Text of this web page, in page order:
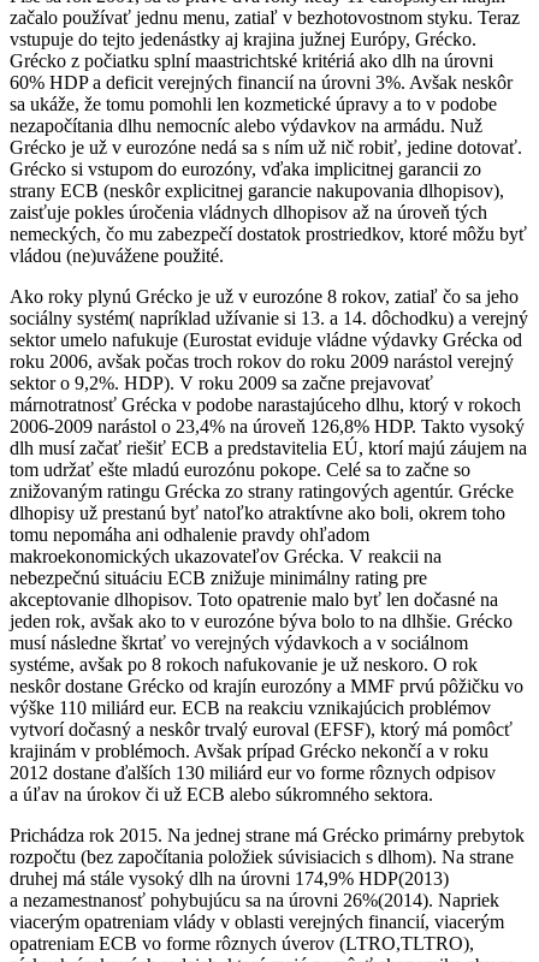
začalo používať jednu menu, zatiaľ v bezhotovostnom styku. Teraz
vstupuje do tejto jedenástky aj krajina južnej Európy, Grécko.
Grécko z počiatku splní maastrichtské kritériá ako dlh na úrovni
60% HDP a deficit verejných financií na úrovni 3%. Avšak neskôr
sa ukáže, že tomu pomohli len kozmetické úpravy a to v podobe
nezapočítania dlhu nemocníc alebo výdavkov na armádu. Nuž
Grécko je už v eurozóne nedá sa s ním už nič robiť, jedine dotovať.
Grécko si vstupom do eurozóny, vďaka implicitnej garancii zo
strany ECB (neskôr explicitnej garancie nakupovania dlhopisov),
zaisťuje pokles úročenia vládnych dlhopisov až na úroveň tých
nemeckých, čo mu zabezpečí dostatok prostriedkov, ktoré môžu byť
vládou (ne)uvážene použité.
Ako roky plynú Grécko je už v eurozóne 8 rokov, zatiaľ čo sa jeho
sociálny systém( napríklad užívanie si 13. a 14. dôchodku) a verejný
sektor umelo nafukuje (Eurostat eviduje vládne výdavky Grécka od
roku 2006, avšak počas troch rokov do roku 2009 narástol verejný
sektor o 9,2%. HDP). V roku 2009 sa začne prejavovať
márnotratnosť Grécka v podobe narastajúceho dlhu, ktorý v rokoch
2006-2009 narástol o 23,4% na úroveň 126,8% HDP. Takto vysoký
dlh musí začať riešiť ECB a predstavitelia EÚ, ktorí majú záujem na
tom udržať ešte mladú eurozónu pokope. Celé sa to začne so
znižovaným ratingu Grécka zo strany ratingových agentúr. Grécke
dlhopisy už prestanú byť natoľko atraktívne ako boli, okrem toho
tomu nepomáha ani odhalenie pravdy ohľadom
makroekonomických ukazovateľov Grécka. V reakcii na
nebezpečnú situáciu ECB znižuje minimálny rating pre
akceptovanie dlhopisov. Toto opatrenie malo byť len dočasné na
jeden rok, avšak ako to v eurozóne býva bolo to na dlhšie. Grécko
musí následne škrtať vo verejných výdavkoch a v sociálnom
systéme, avšak po 8 rokoch nafukovanie je už neskoro. O rok
neskôr dostane Grécko od krajín eurozóny a MMF prvú pôžičku vo
výške 110 miliárd eur. ECB na reakciu vznikajúcich problémov
vytvorí dočasný a neskôr trvalý euroval (EFSF), ktorý má pomôcť
krajinám v problémoch. Avšak prípad Grécko nekončí a v roku
2012 dostane ďalších 130 miliárd eur vo forme rôznych odpisov
a úľav na úrokov či už ECB alebo súkromného sektora.
Prichádza rok 2015. Na jednej strane má Grécko primárny prebytok
rozpočtu (bez započítania položiek súvisiacich s dlhom). Na strane
druhej má stále vysoký dlh na úrovni 174,9% HDP(2013)
a nezamestnanosť pohybujúcu sa na úrovni 26%(2014). Napriek
viacerým opatreniam vlády v oblasti verejných financií, viacerým
opatreniam ECB vo forme rôznych úverov (LTRO,TLTRO),